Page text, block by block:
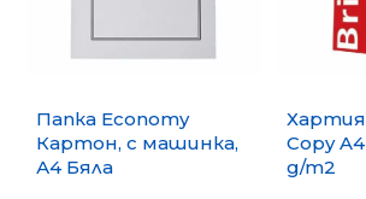
Папка Economy
Картон, с машинка,
А4 Бяла
Хартия
Copy
g/m2